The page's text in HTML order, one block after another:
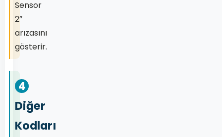
Sensor
2”
arızasını
gösterir.
4
Diğer
Kodları